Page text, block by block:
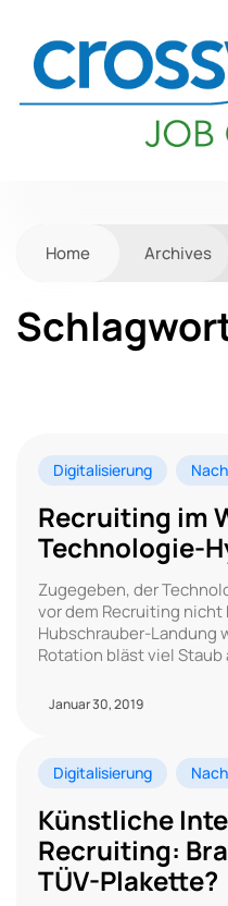
Home Archives
Digitalisierung
Recruiting im
Technologie-
Zugegeben, der
vor dem Recruiting
Hubschrauber-Landung
Rotation bläst viel Staub
Januar 30, 2019
Digitalisierung
Künstliche
Recruiting:
TÜV-Plakette?